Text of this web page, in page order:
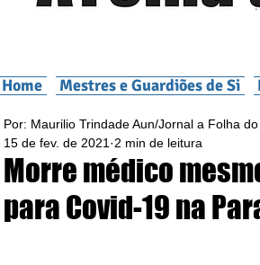
Home Mestres e Guardiões de Si
Morre médico
para Covid-19 na
Por: Maurilio Trindade Aun/Jornal a Folha do
15 de fev. de 2021 2 min de leitura